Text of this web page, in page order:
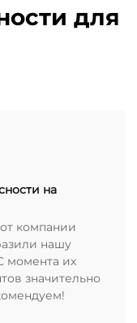
для
на
компании
нашу
момента их
значительно